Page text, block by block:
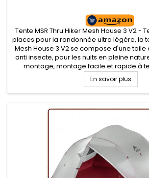
Tente MSR Thru Hiker Mesh House 3 V2 -
places pour la randonnée ultra légère, la
Mesh House 3 V2 se compose d'une
anti insecte, pour les nuits en pleine
montage, montage facile et rapide à
bâtons de marche ou mâts en
En savoir plus